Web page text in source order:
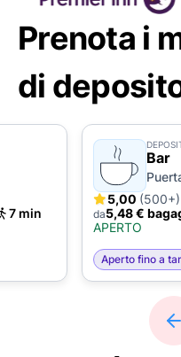
Prenota i
di
7 min
Bar
5,00 (500+)
da5,48 €
APERTO
Aperto fino a